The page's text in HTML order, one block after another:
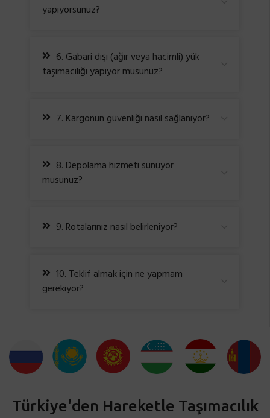
yapıyorsunuz?
6. Gabari dışı (ağır veya hacimli) yük
taşımacılığı yapıyor musunuz?
7. Kargonun güvenliği nasıl sağlanıyor?
8. Depolama hizmeti sunuyor
musunuz?
9. Rotalarınız nasıl belirleniyor?
10. Teklif almak için ne yapmam
gerekiyor?
Türkiye'den Hareketle Taşımacılık